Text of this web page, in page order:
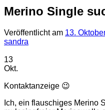
Merino Single
Veröffentlicht am 13.
sandra
13
Okt.
Kontaktanzeige 😉
Ich, ein flauschiges Merino